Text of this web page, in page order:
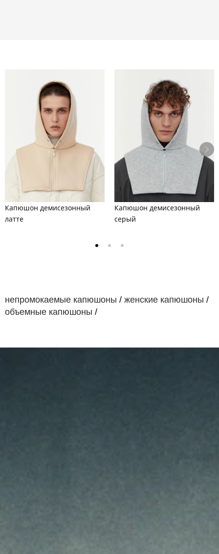
Капюшон демисезонный
латте
Капюшон демисезонный
серый
непромокаемые капюшоны / женские капюшоны /
объемные капюшоны /